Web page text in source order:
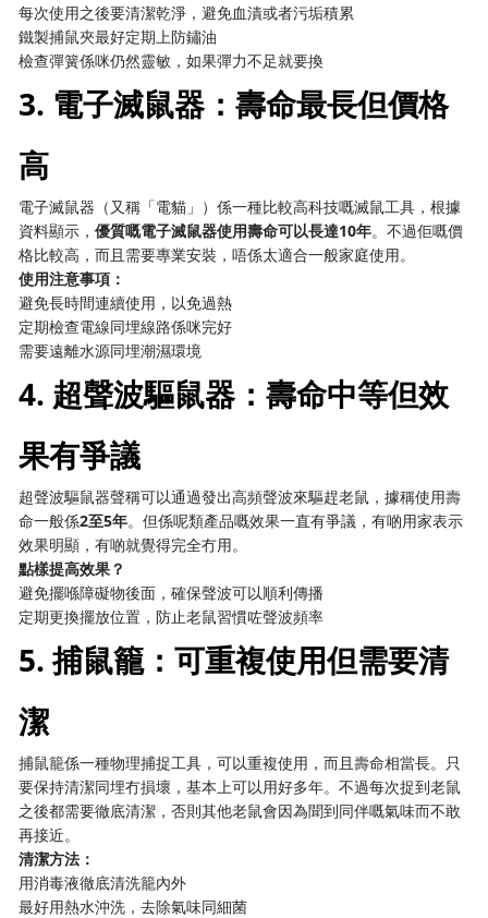
每次使用之後要清潔乾淨，避免血漬或者污垢積累
鐵製捕鼠夾最好定期上防鏽油
檢查彈簧係咪仍然靈敏，如果彈力不足就要換
3. 電子滅鼠器：壽命最長但價格
高
電子滅鼠器（又稱「電貓」）係一種比較高科技嘅滅鼠工具，根據
資料顯示，優質嘅電子滅鼠器使用壽命可以長達10年。不過佢嘅價
格比較高，而且需要專業安裝，唔係太適合一般家庭使用。
使用注意事項：
避免長時間連續使用，以免過熱
定期檢查電線同埋線路係咪完好
需要遠離水源同埋潮濕環境
4. 超聲波驅鼠器：壽命中等但效
果有爭議
超聲波驅鼠器聲稱可以通過發出高頻聲波來驅趕老鼠，據稱使用壽
命一般係2至5年。但係呢類產品嘅效果一直有爭議，有啲用家表示
效果明顯，有啲就覺得完全冇用。
點樣提高效果？
避免擺喺障礙物後面，確保聲波可以順利傳播
定期更換擺放位置，防止老鼠習慣咗聲波頻率
5. 捕鼠籠：可重複使用但需要清
潔
捕鼠籠係一種物理捕捉工具，可以重複使用，而且壽命相當長。只
要保持清潔同埋冇損壞，基本上可以用好多年。不過每次捉到老鼠
之後都需要徹底清潔，否則其他老鼠會因為聞到同伴嘅氣味而不敢
再接近。
清潔方法：
用消毒液徹底清洗籠內外
最好用熱水沖洗，去除氣味同細菌